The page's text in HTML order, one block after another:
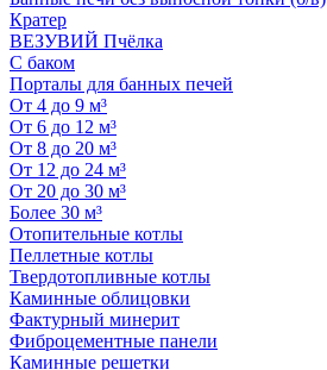
Кратер
ВЕЗУВИЙ Пчёлка
С баком
Порталы для банных печей
От 4 до 9 м³
От 6 до 12 м³
От 8 до 20 м³
От 12 до 24 м³
От 20 до 30 м³
Более 30 м³
Отопительные котлы
Пеллетные котлы
Твердотопливные котлы
Каминные облицовки
Фактурный минерит
Фиброцементные панели
Каминные решетки